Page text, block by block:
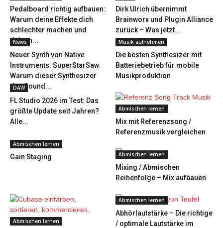
Pedalboard richtig aufbauen:
Warum deine Effekte dich
schlechter machen und
deinen...
Dirk Ulrich übernimmt
Brainworx und Plugin Alliance
zurück – Was jetzt...
News
Neuer Synth von Native
Instruments: SuperStarSaw.
Warum dieser Synthesizer
den Sound...
Musik aufnehmen
Die besten Synthesizer mit
Batteriebetrieb für mobile
Musikproduktion
DAW
FL Studio 2026 im Test: Das
größte Update seit Jahren?
Alle...
Abmischen lernen
Mix mit Referenzsong /
Referenzmusik vergleichen
Abmischen lernen
Gain Staging Abmischen lernen
Mixing / Abmischen
Reihenfolge – Mix aufbauen
Abmischen lernen
Abmischen lernen
Abhörlautstärke – Die richtige
/ optimale Lautstärke im